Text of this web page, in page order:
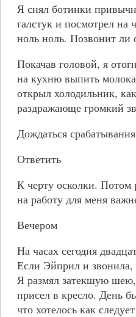
Я снял ботинки
галстук и посмотрел на
ноль ноль. Позвонит ли
Покачав головой, я
на кухню выпить
открыл холодильник,
раздражающе громкий
Дождаться
Ответить
К черту осколки. Потом
на работу для меня
Вечером
На часах сегодня
Если Эйприл и звонила,
Я размял затекшую
присел в кресло. День
что хотелось как